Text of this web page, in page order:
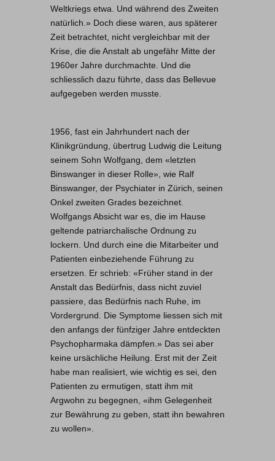
Weltkriegs etwa. Und während des Zweiten
natürlich.» Doch diese waren, aus späterer
Zeit betrachtet, nicht vergleichbar mit der
Krise, die die Anstalt ab ungefähr Mitte der
1960er Jahre durchmachte. Und die
schliesslich dazu führte, dass das Bellevue
aufgegeben werden musste.
1956, fast ein Jahrhundert nach der
Klinikgründung, übertrug Ludwig die Leitung
seinem Sohn Wolfgang, dem «letzten
Binswanger in dieser Rolle», wie Ralf
Binswanger, der Psychiater in Zürich, seinen
Onkel zweiten Grades bezeichnet.
Wolfgangs Absicht war es, die im Hause
geltende patriarchalische Ordnung zu
lockern. Und durch eine die Mitarbeiter und
Patienten einbeziehende Führung zu
ersetzen. Er schrieb: «Früher stand in der
Anstalt das Bedürfnis, dass nicht zuviel
passiere, das Bedürfnis nach Ruhe, im
Vordergrund. Die Symptome liessen sich mit
den anfangs der fünfziger Jahre entdeckten
Psychopharmaka dämpfen.» Das sei aber
keine ursächliche Heilung. Erst mit der Zeit
habe man realisiert, wie wichtig es sei, den
Patienten zu ermutigen, statt ihm mit
Argwohn zu begegnen, «ihm Gelegenheit
zur Bewährung zu geben, statt ihn bewahren
zu wollen».